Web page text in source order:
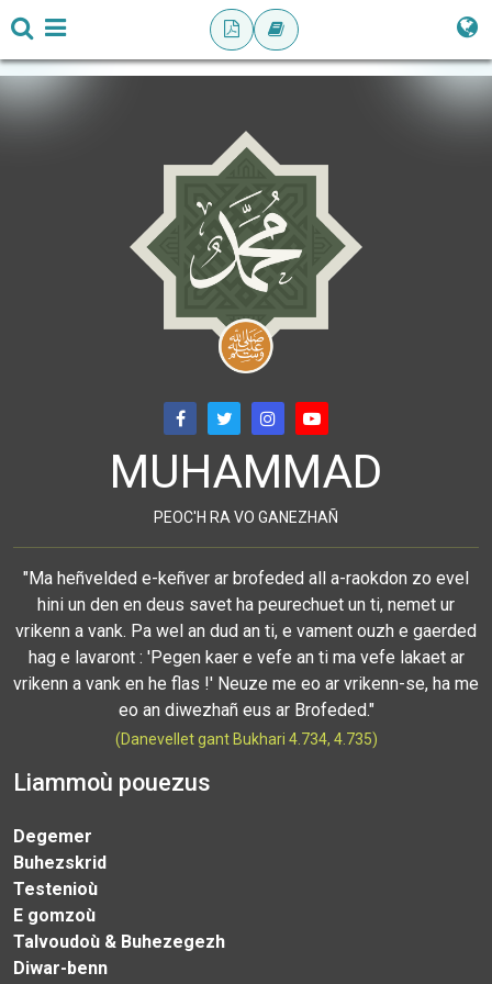
MUHAMMAD
PEOC'H RA VO GANEZHAÑ
"Ma heñvelded e-keñver ar brofeded all a-raokdon zo evel
hini un den en deus savet ha peurechuet un ti, nemet ur
vrikenn a vank. Pa wel an dud an ti, e vament ouzh e gaerded
hag e lavaront : 'Pegen kaer e vefe an ti ma vefe lakaet ar
vrikenn a vank en he flas !' Neuze me eo ar vrikenn-se, ha me
eo an diwezhañ eus ar Brofeded."
(Danevellet gant Bukhari 4.734, 4.735)
Liammoù pouezus
Degemer
Buhezskrid
Testenioù
E gomzoù
Talvoudoù & Buhezegezh
Diwar-benn